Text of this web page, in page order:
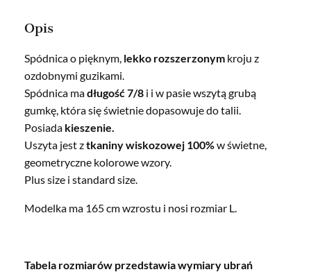
Opis
Spódnica o pięknym, lekko rozszerzonym kroju z
ozdobnymi guzikami.
Spódnica madługość 7/8 i i w pasie wszytą grubą
gumkę, która się świetnie dopasowuje do talii.
Posiada kieszenie.
Uszyta jest ztkaniny wiskozowej 100%w świetne,
geometryczne kolorowe wzory.
Plus size i standard size.
Modelka ma 165 cm wzrostu i nosi rozmiar L.
Tabela rozmiarów przedstawia wymiary ubrań